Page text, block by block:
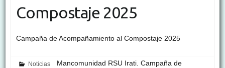
Compostaje 2025
Campaña de Acompañamiento al Compostaje 2025
Noticias
Mancomunidad RSU Irati. Campaña de